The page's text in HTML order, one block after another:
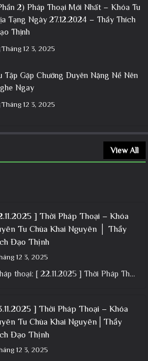
2) Pháp Thoại Mới Nhất – Khóa Tu
Tạng Ngày 27.12.2024 – Thầy Thích
Thịnh
Tháng 12 3, 2025
Tập Gặp Chướng Duyên Nặng Nề Nên
Ngay
Tháng 12 3, 2025
View All
] Thời Pháp Thoại – Khóa
Tu Chùa Khai Nguyên │ Thầy
Đạo Thịnh
12 3, 2025
+ Pháp thoại: [ 22.11.2025 ] Thời Pháp Thoại – Khóa Chuyên Tu Chùa Khai Nguyên │ Thầy Thích Đạo
] Thời Pháp Thoại – Khóa
Tu Chùa Khai Nguyên│Thầy
Đạo Thịnh
12 3, 2025